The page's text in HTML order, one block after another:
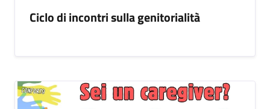
Ciclo di incontri sulla genitorialità